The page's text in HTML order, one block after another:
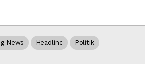
News Headline Politik